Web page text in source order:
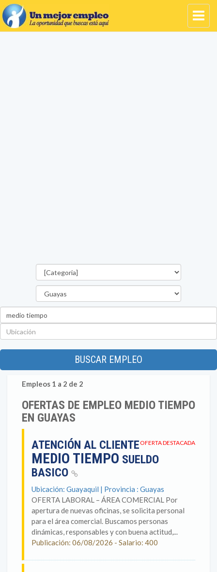
BUSCAR EMPLEO
Empleos 1 a 2 de 2
OFERTAS DE EMPLEO MEDIO TIEMPO
EN GUAYAS
OFERTA DESTACADA
ATENCIÓN AL CLIENTE
MEDIO TIEMPO SUELDO
BASICO
Ubicación: Guayaquil | Provincia : Guayas
OFERTA LABORAL – ÁREA COMERCIAL Por
apertura de nuevas oficinas, se solicita personal
para el área comercial. Buscamos personas
dinámicas, responsables y con buena actitud,...
Publicación: 06/08/2026 - Salario: 400